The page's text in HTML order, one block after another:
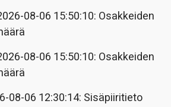
08-06 15:50:10: Osakkeiden
08-06 15:50:10: Osakkeiden
08-06 12:30:14: Sisäpiiritieto